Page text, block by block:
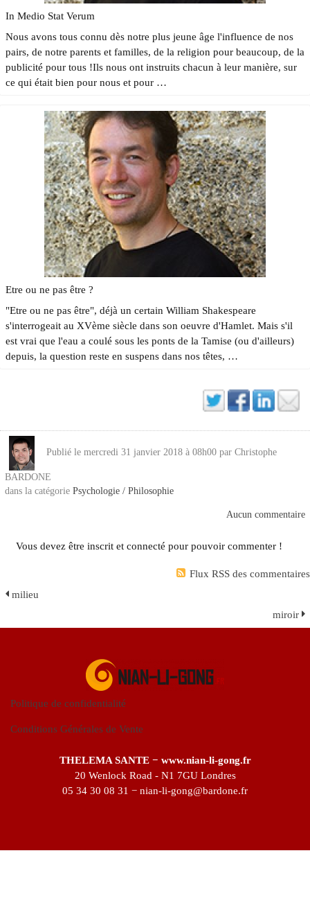
In Medio Stat Verum
Nous avons tous connu dès notre plus jeune âge l'influence de nos
pairs, de notre parents et familles, de la religion pour beaucoup, de la
publicité pour tous !Ils nous ont instruits chacun à leur manière, sur
ce qui était bien pour nous et pour …
Etre ou ne pas être ?
"Etre ou ne pas être", déjà un certain William Shakespeare
s'interrogeait au XVème siècle dans son oeuvre d'Hamlet. Mais s'il
est vrai que l'eau a coulé sous les ponts de la Tamise (ou d'ailleurs)
depuis, la question reste en suspens dans nos têtes, …
Publié le mercredi 31 janvier 2018 à 08h00 par Christophe
BARDONE
dans la catégorie Psychologie / Philosophie
Aucun commentaire
Vous devez être inscrit et connecté pour pouvoir commenter !
Flux RSS des commentaires
milieu
miroir
Politique de confidentialité
Conditions Générales de Vente
THELEMA SANTE − www.nian-li-gong.fr
20 Wenlock Road - N1 7GU Londres
05 34 30 08 31 − nian-li-gong@bardone.fr